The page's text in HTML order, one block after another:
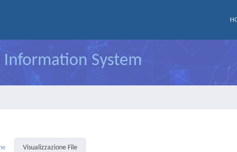
System
Visualizzazione File